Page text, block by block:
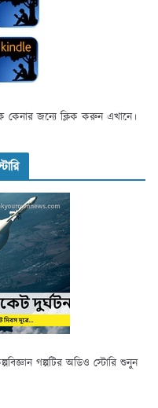
কেনার জন্যে ক্লিক করুন এখানে।
গল্পটির অডিও স্টোরি শুনুন